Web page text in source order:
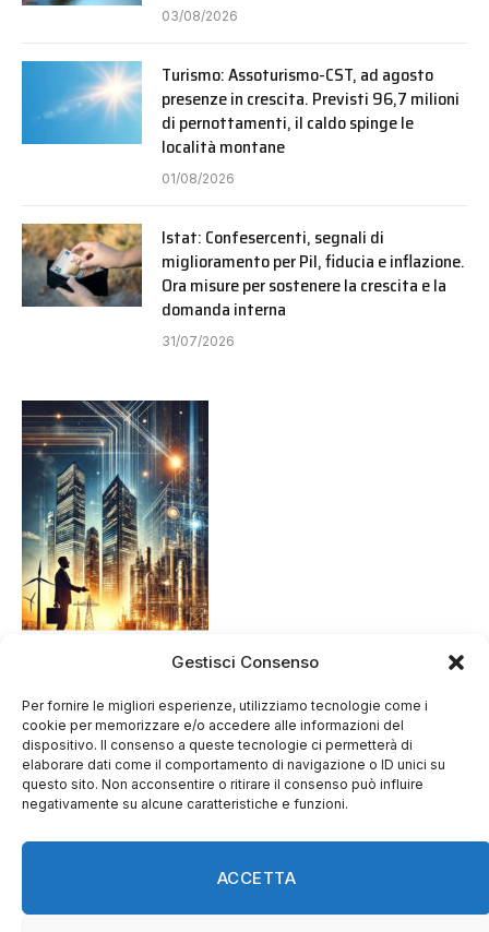
Gestisci Consenso
Per fornire le migliori esperienze, utilizziamo tecnologie come i
cookie per memorizzare e/o accedere alle informazioni del
dispositivo. Il consenso a queste tecnologie ci permetterà di
elaborare dati come il comportamento di navigazione o ID unici su
questo sito. Non acconsentire o ritirare il consenso può influire
negativamente su alcune caratteristiche e funzioni.
ACCETTA
03/08/2026
Turismo: Assoturismo-CST, ad agosto
presenze in crescita. Previsti 96,7 milioni
di pernottamenti, il caldo spinge le
località montane
01/08/2026
Istat: Confesercenti, segnali di
miglioramento per Pil, fiducia e inflazione.
Ora misure per sostenere la crescita e la
domanda interna
31/07/2026